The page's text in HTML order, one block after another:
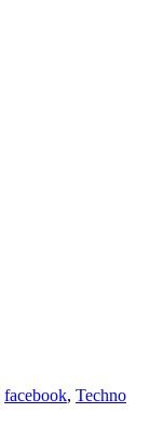
facebook, Techno